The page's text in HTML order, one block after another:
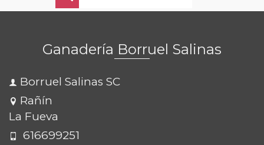
por:
Ganadería Borruel Salinas
Borruel Salinas SC
Rañín
La Fueva
616699251